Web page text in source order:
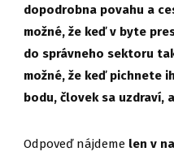
dopodrobna povahu a
možné, že keď v byte
do správneho sektoru
možné, že keď pichnete
bodu, človek sa uzdraví,
Odpoveď nájdeme len v